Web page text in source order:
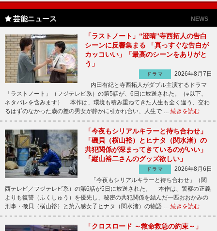
芸能ニュース NEWS
「ラストノート」“澄晴”寺西拓人の告白
シーンに反響集まる 「真っすぐな告白が
カッコいい」「最高のシーンをありがと
う」
ドラマ
2026年8月7日
内田有紀と寺西拓人がダブル主演するドラマ
「ラストノート」（フジテレビ系）の第5話が、6日に放送された。（※以下、
ネタバレを含みます） 本作は、環境も積み重ねてきた人生も全く違う、交わ
るはずのなかった歳の差の男女が静かに引かれ合い、人生で … 続きを読む
「今夜もシリアルキラーと待ち合わせ」
「磯貝（横山裕）とヒナタ（関水渚）の
共犯関係が深まってきているのがいい」
「縦山裕二さんのグッズ欲しい」
ドラマ
2026年8月6日
「今夜もシリアルキラーと待ち合わせ」（関
西テレビ／フジテレビ系）の第6話が5日に放送された。 本作は、警察の正義
よりも復讐（ふくしゅう）を優先し、秘密の共犯関係を結んだ一匹おおかみの
刑事・磯貝（横山裕）と第六感女子ヒナタ（関水渚）の物語 … 続きを読む
「クロスロード ～救命救急の約束～」